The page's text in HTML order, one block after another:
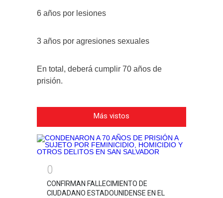
6 años por lesiones
3 años por agresiones sexuales
En total, deberá cumplir 70 años de
prisión.
Más vistos
0
CONFIRMAN FALLECIMIENTO DE
CIUDADANO ESTADOUNIDENSE EN EL